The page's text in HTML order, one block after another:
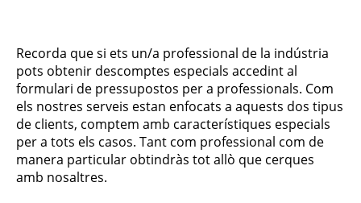
Recorda que si ets un/a professional de la indústria
pots obtenir descomptes especials accedint al
formulari de pressupostos per a professionals. Com
els nostres serveis estan enfocats a aquests dos tipus
de clients, comptem amb característiques especials
per a tots els casos. Tant com professional com de
manera particular obtindràs tot allò que cerques
amb nosaltres.